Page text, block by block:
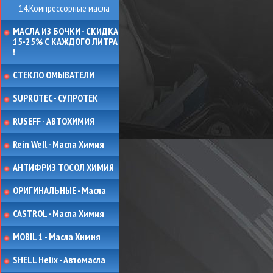
14.Компрессорные масла
МАСЛА ИЗ БОЧКИ - СКИДКА
15-25% С КАЖДОГО ЛИТРА
!
СТЕКЛО ОМЫВАТЕЛИ
SUPROTEC - СУПРОТЕК
RUSEFF - АВТОХИМИЯ
Rein Well - Масла Химия
АНТИФРИЗ ТОСОЛ ХИМИЯ
ОРИГИНАЛЬНЫЕ - Масла
CASTROL - Масла Химия
MOBIL 1 - Масла Химия
SHELL Helix - Автомасла